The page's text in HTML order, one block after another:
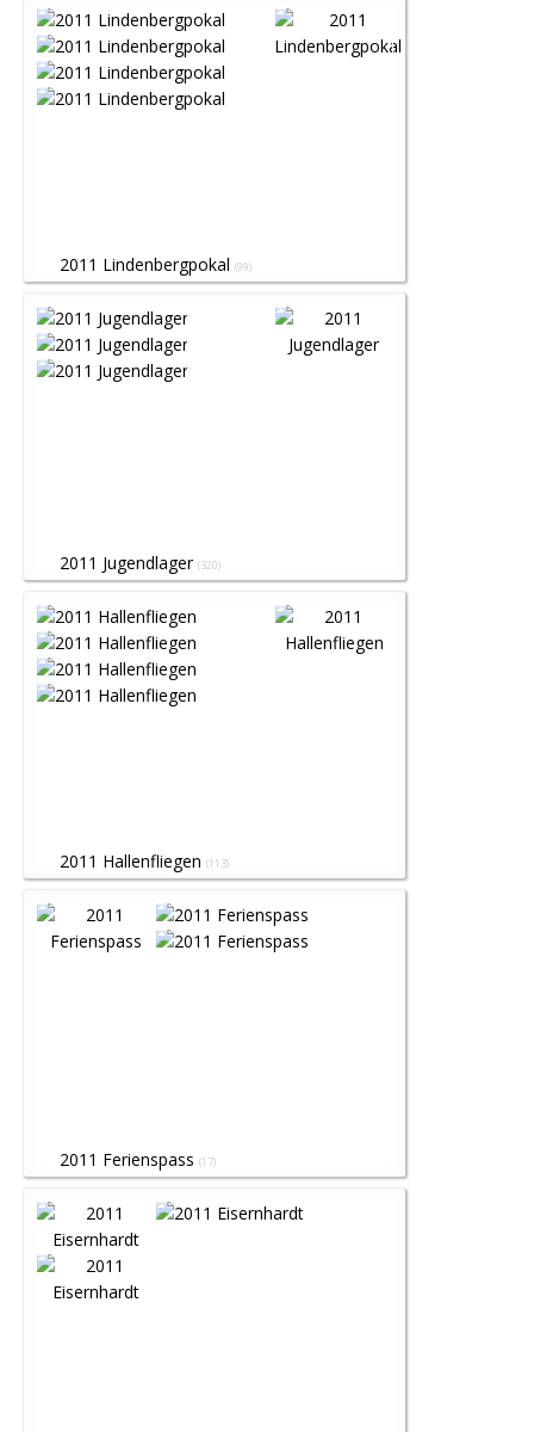
2011 Lindenbergpokal (99)
2011 Jugendlager (320)
2011 Hallenfliegen (113)
2011 Ferienspass (17)